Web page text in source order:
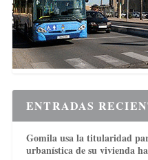
ENTRADAS
Gomila usa la titularidad
urbanística de su vivienda